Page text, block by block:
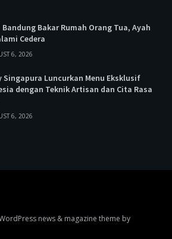
Bandung Bakar Rumah Orang Tua, Ayah
Cedera
6, 2026
Singapura Luncurkan Menu Eksklusif
dengan Teknik Artisan dan Cita Rasa
6, 2026
news & magazine theme by